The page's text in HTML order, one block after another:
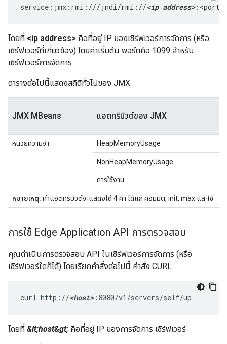
service : jmx : rmi : ///jndi/rmi://<ip address>
โดยที่ <ip address> คือที่อยู่ IP ของเซิร์ฟเวอร์การจัดการ (หรือ
เซิร์ฟเวอร์ที่เกี่ยวข้อง) โดยค่าเริ่มต้น พอร์ตคือ 1099 สำหรับ
เซิร์ฟเวอร์การจัดการ
ตารางต่อไปนี้แสดงสถิติทั่วไปของ JMX
JMX MBeans แอตทริบิวต์ของ JMX
หน่วยความจำ HeapMemoryUsage
NonHeapMemoryUsage
การใช้งาน
หมายเหตุ: ค่าแอตทริบิวต์จะแสดงได้ 4 ค่า ได้แก่ คอมมิต, init, max และใช้
การใช้ Edge Application API การตรวจสอบ
คุณดำเนินการตรวจสอบ API ในเซิร์ฟเวอร์การจัดการ (หรือ
เซิร์ฟเวอร์ใดก็ได้) โดยเรียกคำสั่งต่อไปนี้ คำสั่ง CURL
curl http://<host>:8080/v1/servers/self/up
โดยที่ &lt;host&gt; คือที่อยู่ IP ของการจัดการ เซิร์ฟเวอร์